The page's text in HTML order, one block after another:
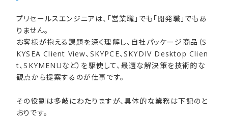
プリセールスエンジニアは、「営業職」でも「開発職」でもあ
りません。
お客様が抱える課題を深く理解し、自社パッケージ商品（S
KYSEA Client View、SKYPCE、SKYDIV Desktop Clien
t、SKYMENUなど）を駆使して、最適な解決策を技術的な
観点から提案するのが仕事です。
その役割は多岐にわたりますが、具体的な業務は下記のと
おりです。